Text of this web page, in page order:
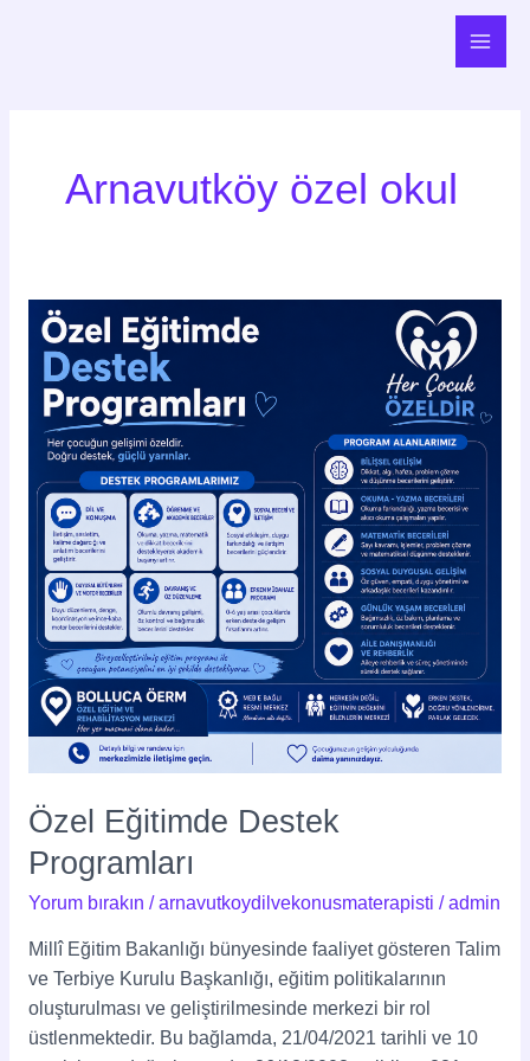
Main
Arnavutköy özel okul
Özel Eğitimde Destek
Programları
Yorum bırakın /arnavutkoydilvekonusmaterapisti /admin
Millî Eğitim Bakanlığı bünyesinde faaliyet gösteren Talim
ve Terbiye Kurulu Başkanlığı, eğitim politikalarının
oluşturulması ve geliştirilmesinde merkezi bir rol
üstlenmektedir. Bu bağlamda, 21/04/2021 tarihli ve 10
Özel
Eğitimde
Destek
Programları